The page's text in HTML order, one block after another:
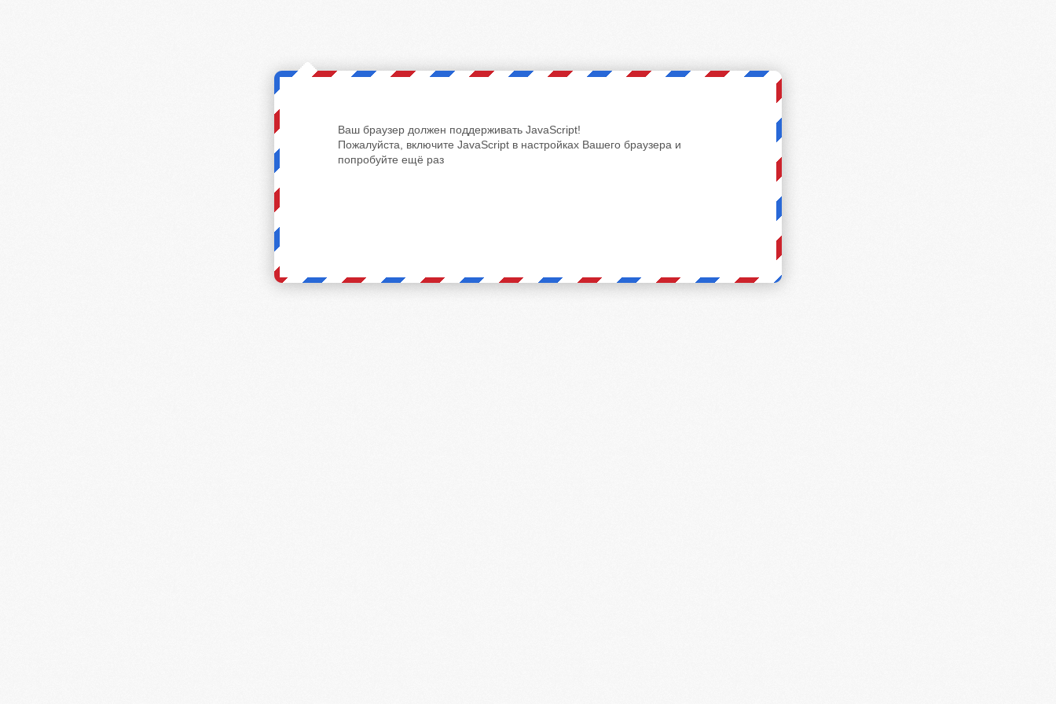
Ваш браузер должен поддерживать JavaScript!
Пожалуйста, включите JavaScript в настройках Вашего браузера и
попробуйте ещё раз